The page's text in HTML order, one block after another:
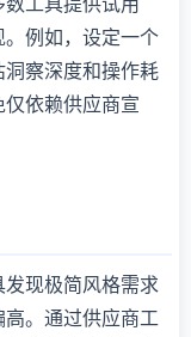
例如，设定一个
察深度和操作耗
依赖供应商宣
现极简风格需求
。通过供应商工